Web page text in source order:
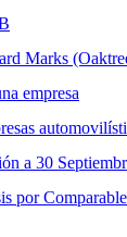
Marks
empresa
a 30
por